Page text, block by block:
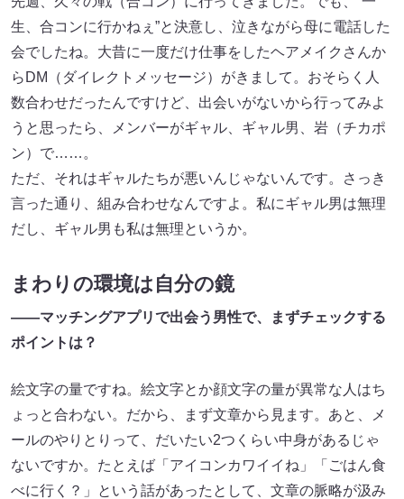
生、合コンに行かねぇ”と決意し、泣きながら母に電話した
会でしたね。大昔に一度だけ仕事をしたヘアメイクさんか
らDM（ダイレクトメッセージ）がきまして。おそらく人
数合わせだったんですけど、出会いがないから行ってみよ
うと思ったら、メンバーがギャル、ギャル男、岩（チカポ
ン）で……。
ただ、それはギャルたちが悪いんじゃないんです。さっき
言った通り、組み合わせなんですよ。私にギャル男は無理
だし、ギャル男も私は無理というか。
まわりの環境は自分の鏡
――マッチングアプリで出会う男性で、まずチェックする
ポイントは？
絵文字の量ですね。絵文字とか顔文字の量が異常な人はち
ょっと合わない。だから、まず文章から見ます。あと、メ
ールのやりとりって、だいたい2つくらい中身があるじゃ
ないですか。たとえば「アイコンカワイイね」「ごはん食
べに行く？」という話があったとして、文章の脈略が汲み